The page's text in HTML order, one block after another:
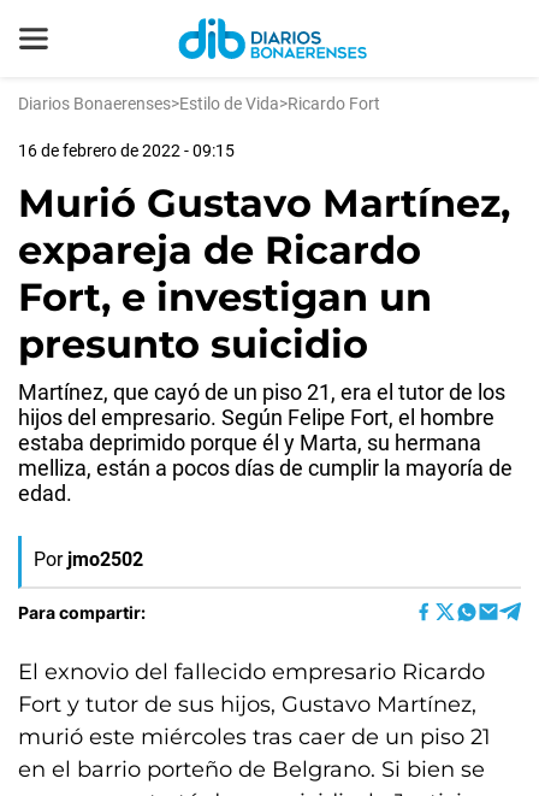
Diarios Bonaerenses>Estilo de Vida>Ricardo Fort
16 de febrero de 2022 - 09:15
Murió Gustavo Martínez,
expareja de Ricardo
Fort, e investigan un
presunto suicidio
Martínez, que cayó de un piso 21, era el tutor de los
hijos del empresario. Según Felipe Fort, el hombre
estaba deprimido porque él y Marta, su hermana
melliza, están a pocos días de cumplir la mayoría de
edad.
Por jmo2502
Para compartir:
El exnovio del fallecido empresario Ricardo
Fort y tutor de sus hijos, Gustavo Martínez,
murió este miércoles tras caer de un piso 21
en el barrio porteño de Belgrano. Si bien se